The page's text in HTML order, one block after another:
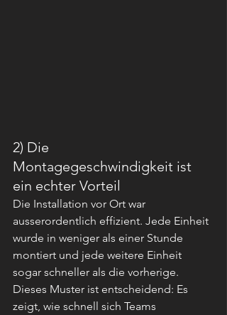
2) Die
Montagegeschwindigkeit ist
ein echter Vorteil
Die Installation vor Ort war
ausserordentlich effizient. Jede Einheit
wurde in weniger als einer Stunde
montiert und jede weitere Einheit
sogar schneller als die vorherige.
Dieses Muster ist entscheidend: Es
zeigt, wie schnell sich Teams